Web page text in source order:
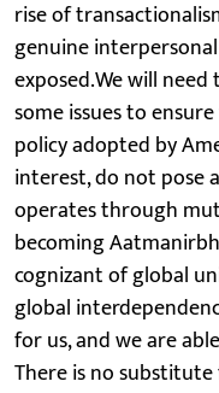
rise of
genuine
exposed.We will
some issues to
policy adopted by
interest, do not pose
operates through
becoming
cognizant of global
global
for us, and we are
There is no